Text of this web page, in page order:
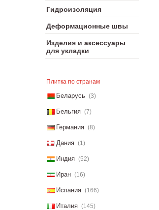
Гидроизоляция
Деформационные швы
Изделия и аксессуары
для укладки
Плитка по странам
Беларусь (3)
Бельгия (7)
Германия (8)
Дания (1)
Индия (52)
Иран (16)
Испания (166)
Италия (145)